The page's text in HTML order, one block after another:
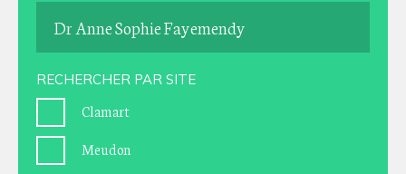
RECHERCHER PAR SITE
Clamart
Meudon